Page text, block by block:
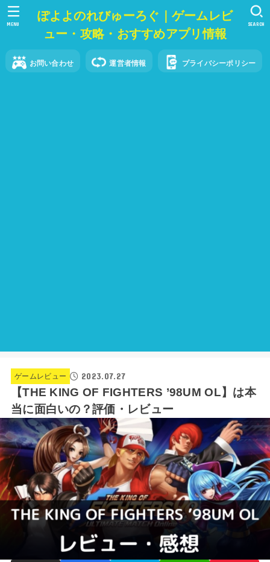
ぽよよのれびゅーろぐ｜ゲームレビ
ュー・攻略・おすすめアプリ情報
お問い合わせ 運営者情報 プライバシーポリシー
SEARCH
MENU
ゲームレビュー 2023.07.27
【THE KING OF FIGHTERS ’98UM OL】は本
当に面白いの？評価・レビュー